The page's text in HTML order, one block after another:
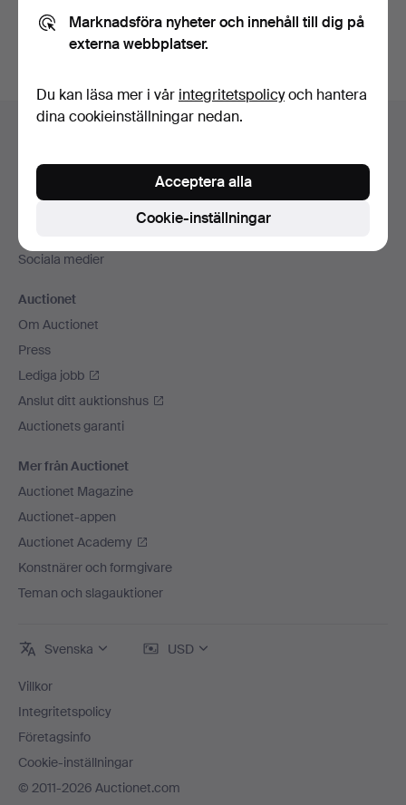
Du kan också söka ivårt arkiv med avslutade auktioner
Sidfotsnavigation
Sociala medier
Auctionet
Om Auctionet
Press
Lediga jobb
Anslut ditt auktionshus
Auctionets garanti
Mer från Auctionet
Auctionet Magazine
Auctionet-appen
Auctionet Academy
Konstnärer och formgivare
Teman och slagauktioner
Svenska USD
Villkor
Integritetspolicy
Företagsinfo
Cookie-inställningar
© 2011-2026 Auctionet.com
Marknadsföra nyheter och innehåll till dig på
externa webbplatser.
Du kan läsa mer i vår integritetspolicyoch hantera
dina cookieinställningar nedan.
Cookie-inställningar
Acceptera alla